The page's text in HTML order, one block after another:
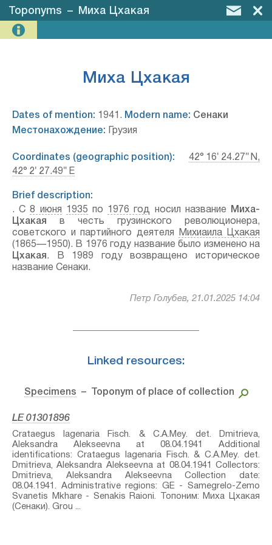
Toponyms – Миха Цхакая
Миха Цхакая
Dates of mention: 1941. Modern name: Сенаки
Местонахождение: Грузия
Coordinates (geographic position):
42° 16′ 24.27″ N,
42° 2′ 27.49″ E
Brief description:
. С8 июня 1935 по 1976 год носил название
Миха-
Цхакая
в честь грузинского революционера,
советского и партийного деятеля
Михиаила Цхакая
(1865—1950). В 1976 году название было изменено на
Цхакая . В 1989 году возвращено историческое
название Сенаки.
Петр Голубев, 21.01.2025 14:04
Linked resources:
Specimens – Toponym of place of collection
LE 01301896
Crataegus lagenaria Fisch. & C.A.Mey.⁣ det. Dmitrieva,
Aleksandra Alekseevna at 08.04.1941 Additional
identifications: Crataegus lagenaria Fisch. & C.A.Mey.⁣ det.
Dmitrieva, Aleksandra Alekseevna at 08.04.1941 Collectors:
Dmitrieva, Aleksandra Alekseevna Collection date:
08.04.1941. Administrative regions: GE - Samegrelo-Zemo
Svanetis Mkhare - Senakis Raioni. Топоним: Миха Цхакая
(Сенаки). Grou ...